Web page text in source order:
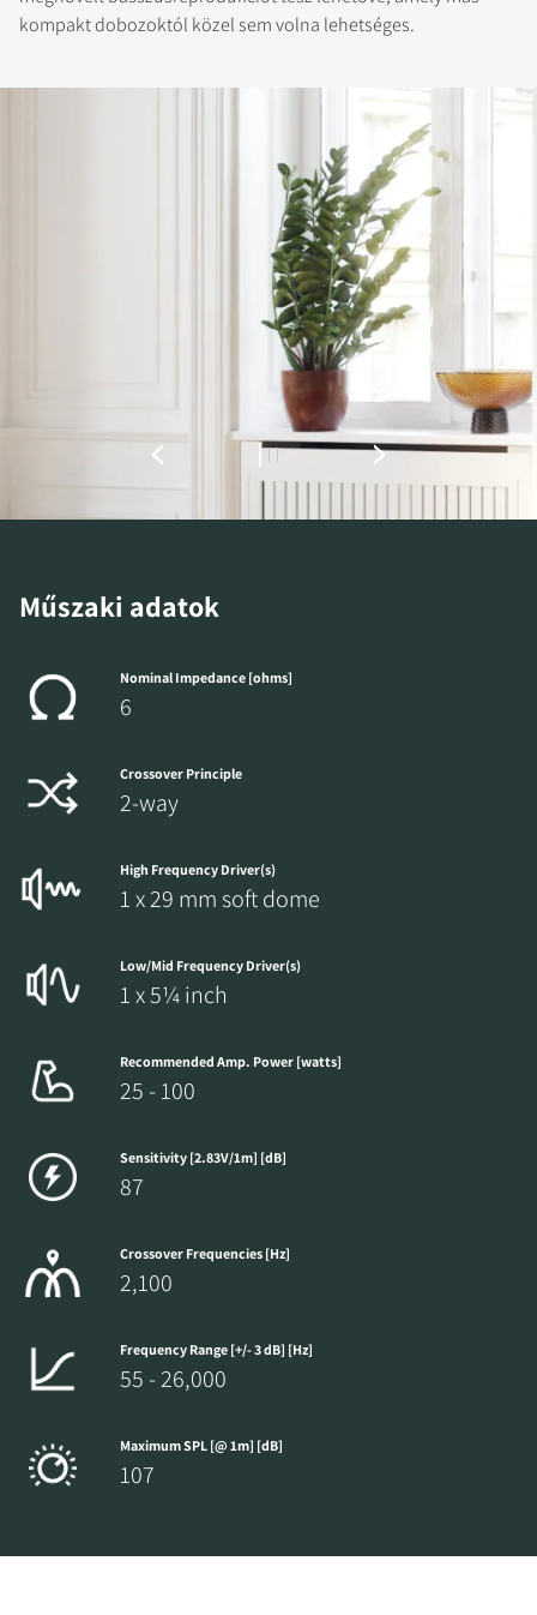
kompakt dobozoktól közel sem volna lehetséges.
Műszaki adatok
Nominal Impedance [ohms]
6
Crossover Principle
2-way
High Frequency Driver(s)
1 x 29 mm soft dome
Low/Mid Frequency Driver(s)
1 x 5¼ inch
Recommended Amp. Power [watts]
25 - 100
Sensitivity [2.83V/1m] [dB]
87
Crossover Frequencies [Hz]
2,100
Frequency Range [+/- 3 dB] [Hz]
55 - 26,000
Maximum SPL [@ 1m] [dB]
107